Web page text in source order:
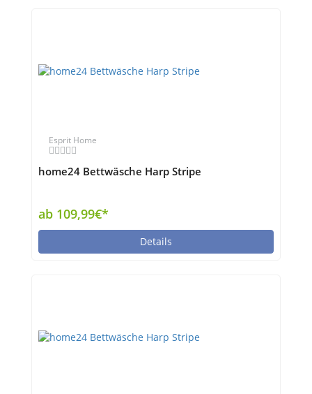
Esprit Home
home24 Bettwäsche Harp Stripe
ab 109,99€*
Details